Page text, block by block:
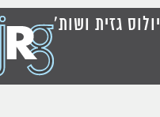
יולוס גזית ושות'